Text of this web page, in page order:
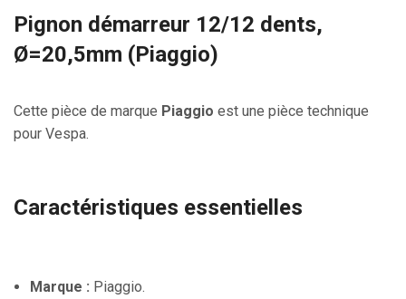
Pignon démarreur 12/12 dents,
Ø=20,5mm (Piaggio)
Cette pièce de marque Piaggio est une pièce technique
pour Vespa.
Caractéristiques essentielles
Marque : Piaggio.